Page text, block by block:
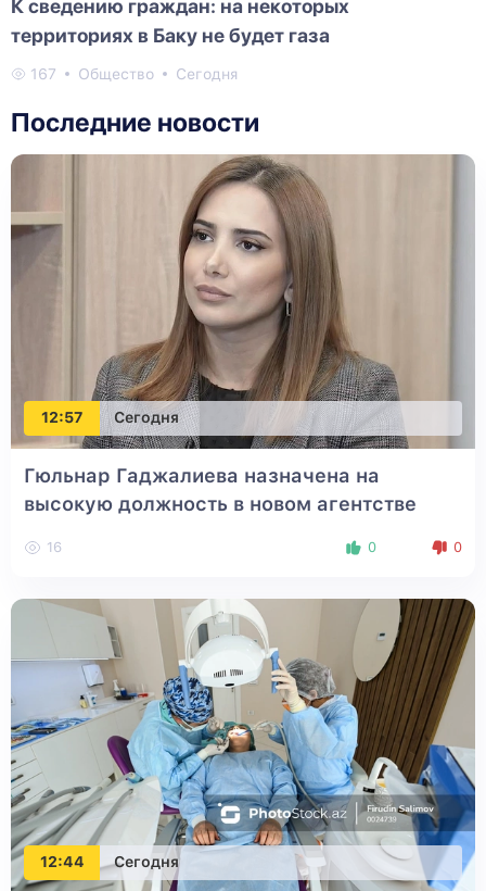
К сведению граждан: на некоторых
территориях в Баку не будет газа
167 Общество Сегодня
Последние новости
12:57 Сегодня
Гюльнар Гаджалиева назначена на
высокую должность в новом агентстве
16 0 0
12:44 Сегодня